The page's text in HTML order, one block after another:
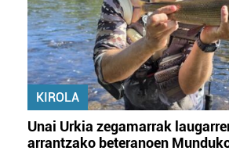
KIROLA
Unai Urkia zegamarrak
arrantzako beteranoen